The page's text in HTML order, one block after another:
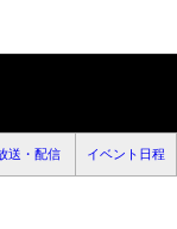
送・配信 イベント日程